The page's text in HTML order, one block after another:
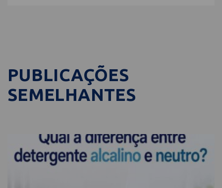
PUBLICAÇÕES
SEMELHANTES